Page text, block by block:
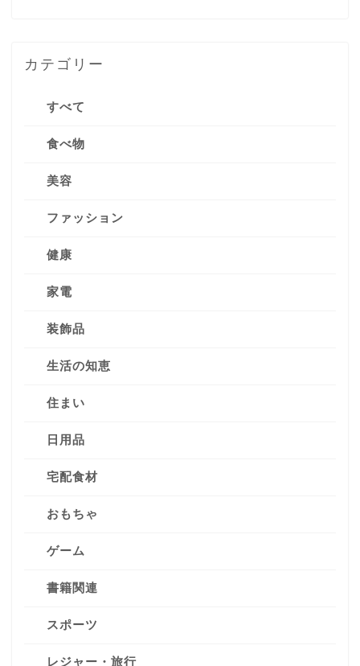
カテゴリー
すべて
食べ物
美容
ファッション
健康
家電
装飾品
生活の知恵
住まい
日用品
宅配食材
おもちゃ
ゲーム
書籍関連
スポーツ
レジャー・旅行